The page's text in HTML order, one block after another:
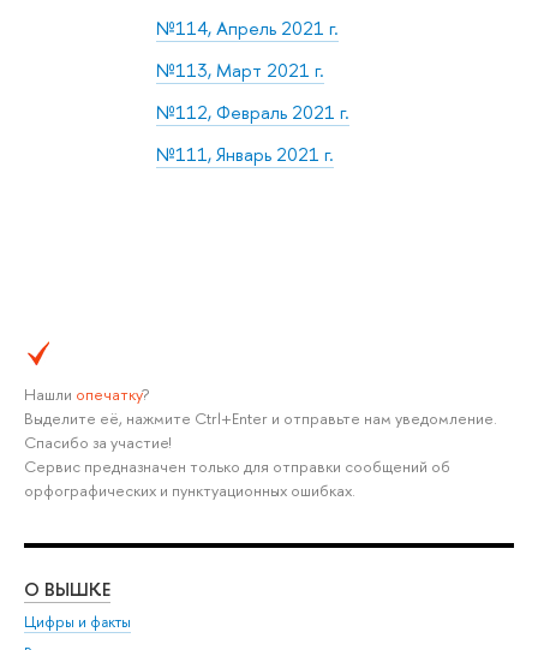
№114, Апрель 2021 г.
№113, Март 2021 г.
№112, Февраль 2021 г.
№111, Январь 2021 г.
Нашли опечатку?
Выделите её, нажмите Ctrl+Enter и отправьте нам уведомление.
Спасибо за участие!
Сервис предназначен только для отправки сообщений об
орфографических и пунктуационных ошибках.
О ВЫШКЕ
Цифры и факты